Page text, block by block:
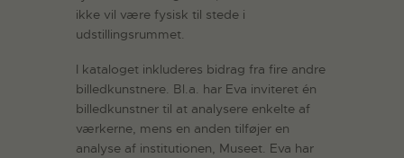
ikke vil være fysisk til stede i
udstillingsrummet.
I kataloget inkluderes bidrag fra fire andre
billedkunstnere. Bl.a. har Eva inviteret én
billedkunstner til at analysere enkelte af
værkerne, mens en anden tilføjer en
analyse af institutionen, Museet. Eva har